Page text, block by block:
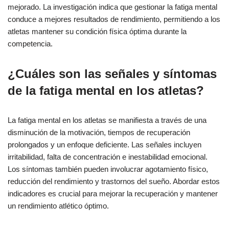
mejorado. La investigación indica que gestionar la fatiga mental
conduce a mejores resultados de rendimiento, permitiendo a los
atletas mantener su condición física óptima durante la
competencia.
¿Cuáles son las señales y síntomas
de la fatiga mental en los atletas?
La fatiga mental en los atletas se manifiesta a través de una
disminución de la motivación, tiempos de recuperación
prolongados y un enfoque deficiente. Las señales incluyen
irritabilidad, falta de concentración e inestabilidad emocional.
Los síntomas también pueden involucrar agotamiento físico,
reducción del rendimiento y trastornos del sueño. Abordar estos
indicadores es crucial para mejorar la recuperación y mantener
un rendimiento atlético óptimo.